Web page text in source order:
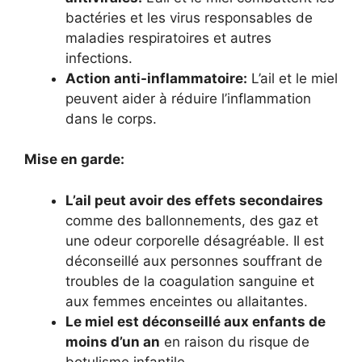
bactéries et les virus responsables de
maladies respiratoires et autres
infections.
Action anti-inflammatoire: L’ail et le miel
peuvent aider à réduire l’inflammation
dans le corps.
Mise en garde:
L’ail peut avoir des effets secondaires
comme des ballonnements, des gaz et
une odeur corporelle désagréable. Il est
déconseillé aux personnes souffrant de
troubles de la coagulation sanguine et
aux femmes enceintes ou allaitantes.
Le miel est déconseillé aux enfants de
moins d’un an en raison du risque de